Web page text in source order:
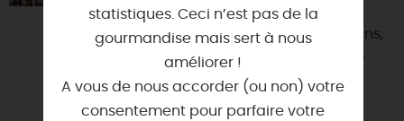
Dominant l'une des artères
principales du centre-ville d'Orléans,
le Best Western hôtel d'Arc est une
halte idéale pour les séjo...
statistiques. Ceci n’est pas de la
gourmandise mais sert à nous
améliorer !
A vous de nous accorder (ou non) votre
consentement pour parfaire votre